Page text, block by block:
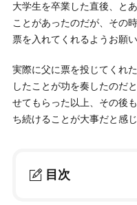
大学生を卒業した直後、と
ことがあったのだが、その
票を入れてくれるようお願
実際に父に票を投じてくれ
したことが功を奏したのだ
せてもらった以上、その後
ち続けることが大事だと感
目次